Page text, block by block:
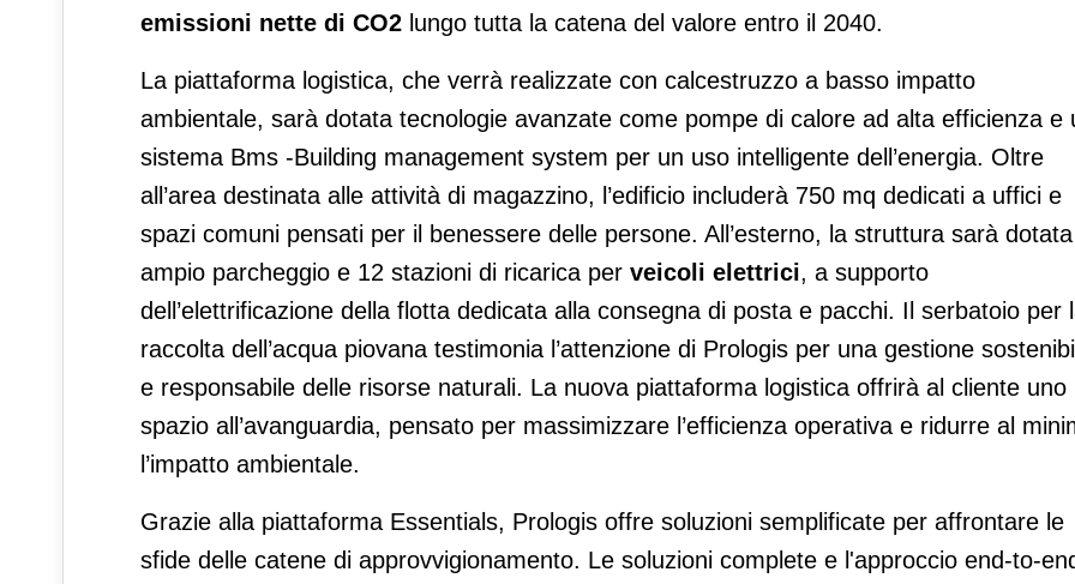
emissioni nette di CO2 lungo tutta la catena del valore entro il 2040.
La piattaforma logistica, che verrà realizzate con calcestruzzo a basso impatto
ambientale, sarà dotata tecnologie avanzate come pompe di calore ad alta efficienza e
sistema Bms -Building management system per un uso intelligente dell’energia. Oltre
all’area destinata alle attività di magazzino, l’edificio includerà 750 mq dedicati a uffici e
spazi comuni pensati per il benessere delle persone. All’esterno, la struttura sarà
ampio parcheggio e 12 stazioni di ricarica per veicoli elettrici, a supporto
dell’elettrificazione della flotta dedicata alla consegna di posta e pacchi. Il serbatoio per
raccolta dell’acqua piovana testimonia l’attenzione di Prologis per una gestione
e responsabile delle risorse naturali. La nuova piattaforma logistica offrirà al cliente uno
spazio all’avanguardia, pensato per massimizzare l’efficienza operativa e ridurre al
l’impatto ambientale.
Grazie alla piattaforma Essentials, Prologis offre soluzioni semplificate per affrontare le
sfide delle catene di approvvigionamento. Le soluzioni complete e l'approccio end-to-